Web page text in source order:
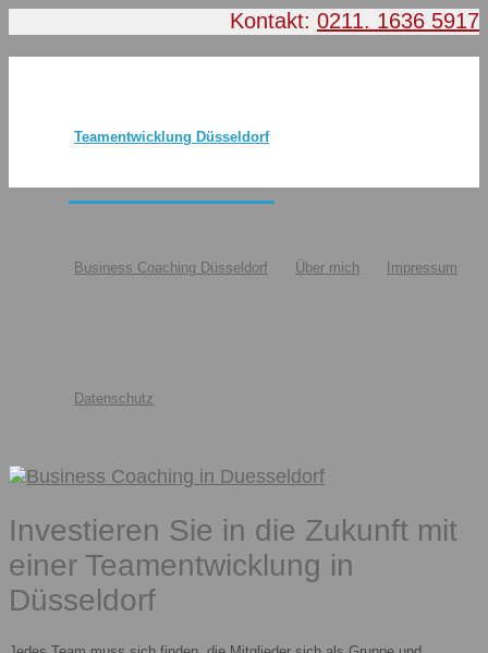
Kontakt: 0211. 1636 5917
Teamentwicklung Düsseldorf
Business Coaching Düsseldorf Über mich Impressum
Datenschutz
Investieren Sie in die Zukunft mit
einer Teamentwicklung in
Düsseldorf